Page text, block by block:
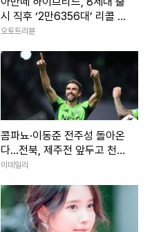
시 직후 ‘2만6356대’ 리콜 악
재 터졌다
오토트리뷴
콤파뇨·이동준 전주성 돌아온
다...전북, 제주전 앞두고 천군
만마
이데일리